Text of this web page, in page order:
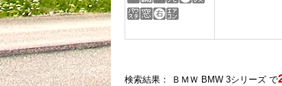
検索結果： ＢＭＷ BMW 3シリーズ で